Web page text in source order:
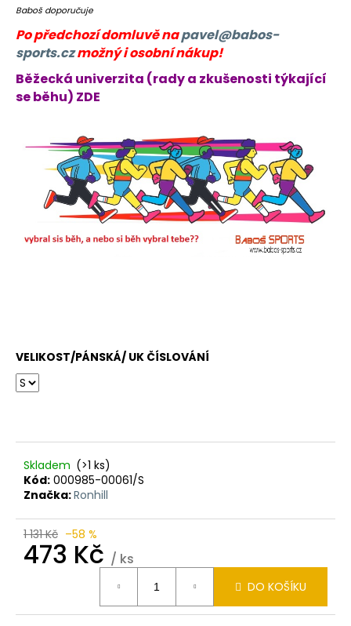
Baboš doporučuje
Po předchozí domluvě napavel@babos-
sports.czmožný i osobní nákup!
Běžecká univerzita (rady a zkušenosti týkající
se běhu) ZDE
VELIKOST/PÁNSKÁ/ UK ČÍSLOVÁNÍ
Skladem (>1 ks)
Kód: 000985-00061/S
Značka:Ronhill
1 131 Kč –58 %
473 Kč / ks
DO KOŠÍKU
m
e
BĚŽECKÉ
KALHOTY
CROP
Původně:
440